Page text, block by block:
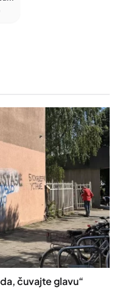
čuvajte glavu“